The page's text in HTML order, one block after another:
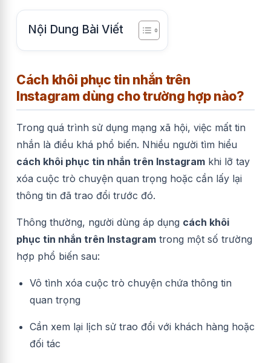
Nội Dung Bài Viết
Cách khôi phục tin nhắn trên
Instagram dùng cho trường hợp nào?
Trong quá trình sử dụng mạng xã hội, việc mất tin
nhắn là điều khá phổ biến. Nhiều người tìm hiểu
cách khôi phục tin nhắn trên Instagram khi lỡ tay
xóa cuộc trò chuyện quan trọng hoặc cần lấy lại
thông tin đã trao đổi trước đó.
Thông thường, người dùng áp dụng cách khôi
phục tin nhắn trên Instagram trong một số trường
hợp phổ biến sau:
Vô tình xóa cuộc trò chuyện chứa thông tin
quan trọng
Cần xem lại lịch sử trao đổi với khách hàng hoặc
đối tác